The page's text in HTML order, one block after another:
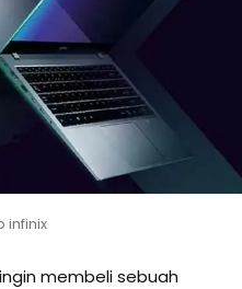
infinix
membeli sebuah